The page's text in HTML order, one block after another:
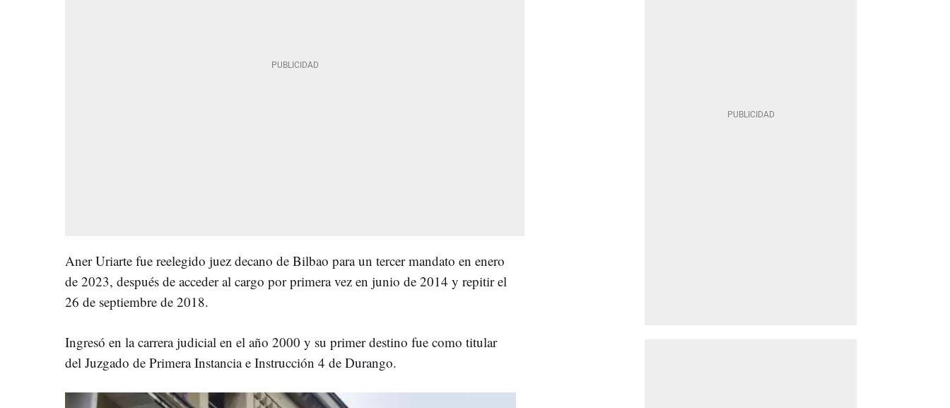
Aner Uriarte fue reelegido juez decano de Bilbao para un tercer mandato en enero
de 2023, después de acceder al cargo por primera vez en junio de 2014 y repitir el
26 de septiembre de 2018.
Ingresó en la carrera judicial en el año 2000 y su primer destino fue como titular
del Juzgado de Primera Instancia e Instrucción 4 de Durango.